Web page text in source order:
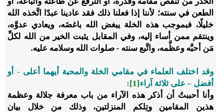
الطعن في سنته؛ لأننا إذا فعلنا ذلك فقد عادينا عبدًا اتَّخذه الله
خليلًا، فبموجب هذه الخلة يبغض الله باغضَه، ويعادي عدوَّه،
وينتقم ممن أساء إليه، وفي المقابل يثبت الخير من الله لكلِّ
مَن أحبَّه وعظَّمه، واتَّبع سنته - صلوات الله وسلامه عليه.
وقد اختلف العلماء في مقامي الخلة والمحبة أيهما أعلى - أو
أفضل – على ثلاثة آراء[1]
:
وأنا أحببتُ أن أذكر هذه الآراء من باب معرفة جلالة وعظمة
هذين المقامين وتِلكم المنزلتين، وذلك من خلال بيان